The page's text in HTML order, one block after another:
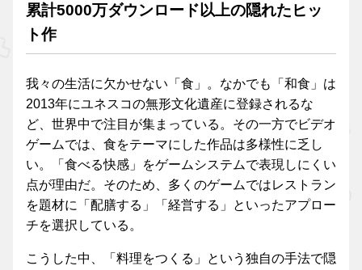
累計5000万ダウンロード以上の隠れたヒッ
ト作
我々の生活に欠かせない「食」。なかでも「和食」は
2013年にユネスコの無形文化遺産に登録されるな
ど、世界中で注目が集まっている。その一方でビデオ
ゲームでは、食をテーマにした作品は多様性に乏し
い。「食べる快感」をゲームシステムで表現しにくい
点が理由だ。そのため、多くのゲームではレストラン
を題材に「配膳する」「経営する」といったアプロー
チを選択している。
こうした中、「料理をつくる」という独自の手法で隠